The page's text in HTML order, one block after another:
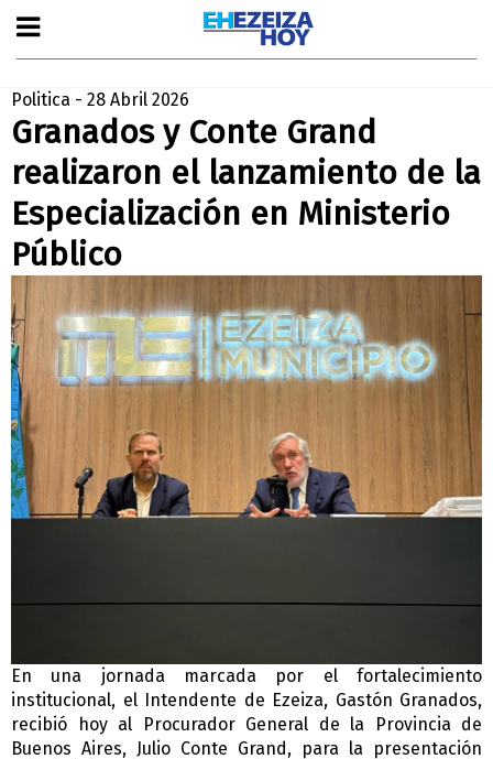
Politica - 28 Abril 2026
Granados y Conte Grand
realizaron el lanzamiento de la
Especialización en Ministerio
Público
En una jornada marcada por el fortalecimiento
institucional, el Intendente de Ezeiza, Gastón Granados,
recibió hoy al Procurador General de la Provincia de
Buenos Aires, Julio Conte Grand, para la presentación